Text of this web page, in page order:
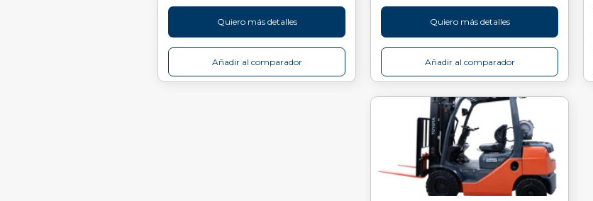
Quiero más detalles
Añadir al comparador
Quiero más detalles
Añadir al comparador